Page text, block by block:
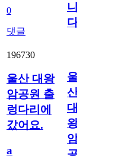
0
댓글
니
다
196730
울산 대왕
암공원 출
렁다리에
갔어요.
a
울
산
대
왕
암